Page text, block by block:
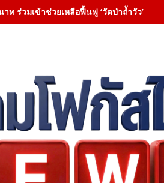
หญ่สุราษฎร์ฯ ติวเข้มท้องถิ่น หนุนกระจายอ